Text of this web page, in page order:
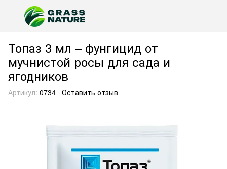
Топаз 3 мл – фунгицид от
мучнистой росы для сада и
ягодников
Артикул: 0734 Оставить отзыв